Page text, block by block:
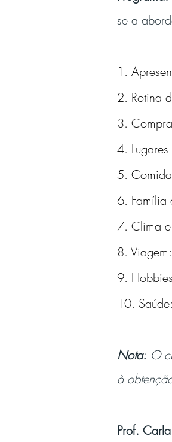
se a
1.
2. Rotina
3.
4.
5.
6. Família
7. Clima e
8.
9.
10.
Nota: O
à
Prof.